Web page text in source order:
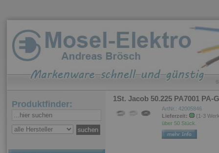
Produktfinder:
1St. Jacob 50.225 PA7001 PA-
ArtNr.: 42005846
Lieferzeit:
(1-3
über 50 Stück.